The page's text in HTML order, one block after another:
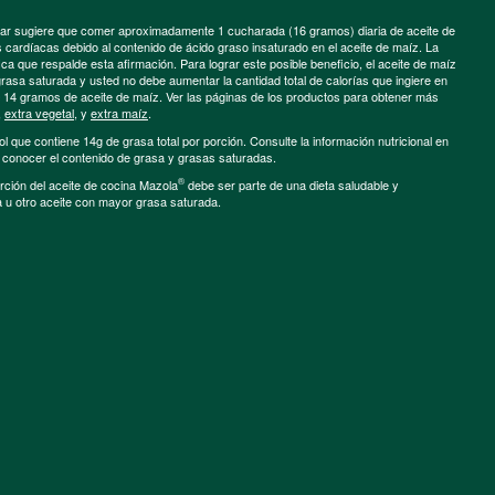
sugiere que comer aproximadamente 1 cucharada (16 gramos) diaria de aceite de
debido al contenido de ácido graso insaturado en el aceite de maíz. La
que respalde esta afirmación. Para lograr este posible beneficio, el aceite de maíz
saturada y usted no debe aumentar la cantidad total de calorías que ingiere en
gramos de aceite de maíz. Ver las páginas de los productos para obtener más
extra vegetal, y extra maíz.
que contiene 14g de grasa total por porción. Consulte la información nutricional en
el contenido de grasa y grasas saturadas.
del aceite de cocina Mazola® debe ser parte de una dieta saludable y
otro aceite con mayor grasa saturada.